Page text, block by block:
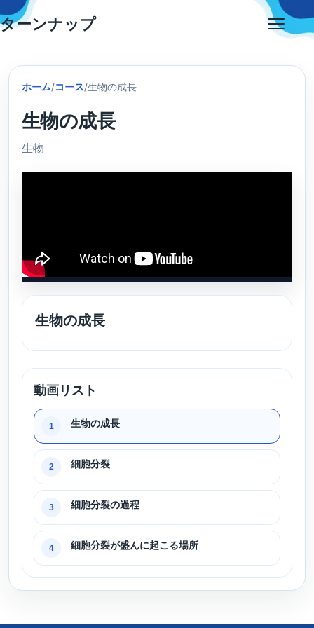
Skip
to
ターンナップ
ホーム/コース/生物の成長
生物の成長
生物
生物の成長
動画リスト
1 生物の成長
2 細胞分裂
3 細胞分裂の過程
4 細胞分裂が盛んに起こる場所